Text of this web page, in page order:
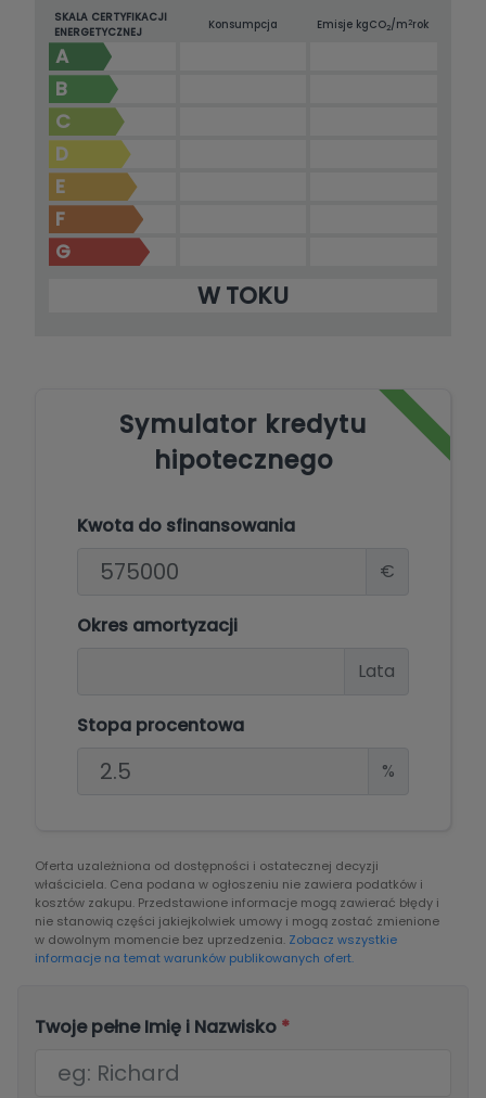
SKALA CERTYFIKACJI
ENERGETYCZNEJ
Konsumpcja Emisje kgCO2/m2rok
A
B
C
D
E
F
G
W TOKU
Symulator kredytu
hipotecznego
Kwota do sfinansowania
€
Okres amortyzacji
Lata
Stopa procentowa
%
Oferta uzależniona od dostępności i ostatecznej decyzji
właściciela. Cena podana w ogłoszeniu nie zawiera podatków i
kosztów zakupu. Przedstawione informacje mogą zawierać błędy i
nie stanowią części jakiejkolwiek umowy i mogą zostać zmienione
w dowolnym momencie bez uprzedzenia. Zobacz wszystkie
informacje na temat warunków publikowanych ofert.
Twoje pełne Imię i Nazwisko *